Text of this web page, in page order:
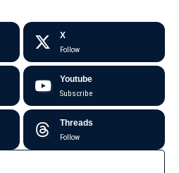
X
Follow
Youtube
Subscribe
Threads
Follow